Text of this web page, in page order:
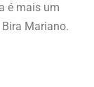
é mais um
Mariano.